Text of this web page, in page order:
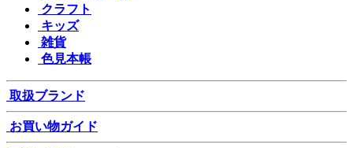
クラフト
キッズ
雑貨
色見本帳
取扱ブランド
お買い物ガイド